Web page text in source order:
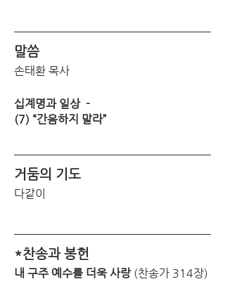
말씀
손태환 목사
십계명과 일상  -
(7) “간음하지 말라”
거둠의 기도
다같이
*찬송과 봉헌
내 구주 예수를 더욱 사랑 (찬송가 314장)